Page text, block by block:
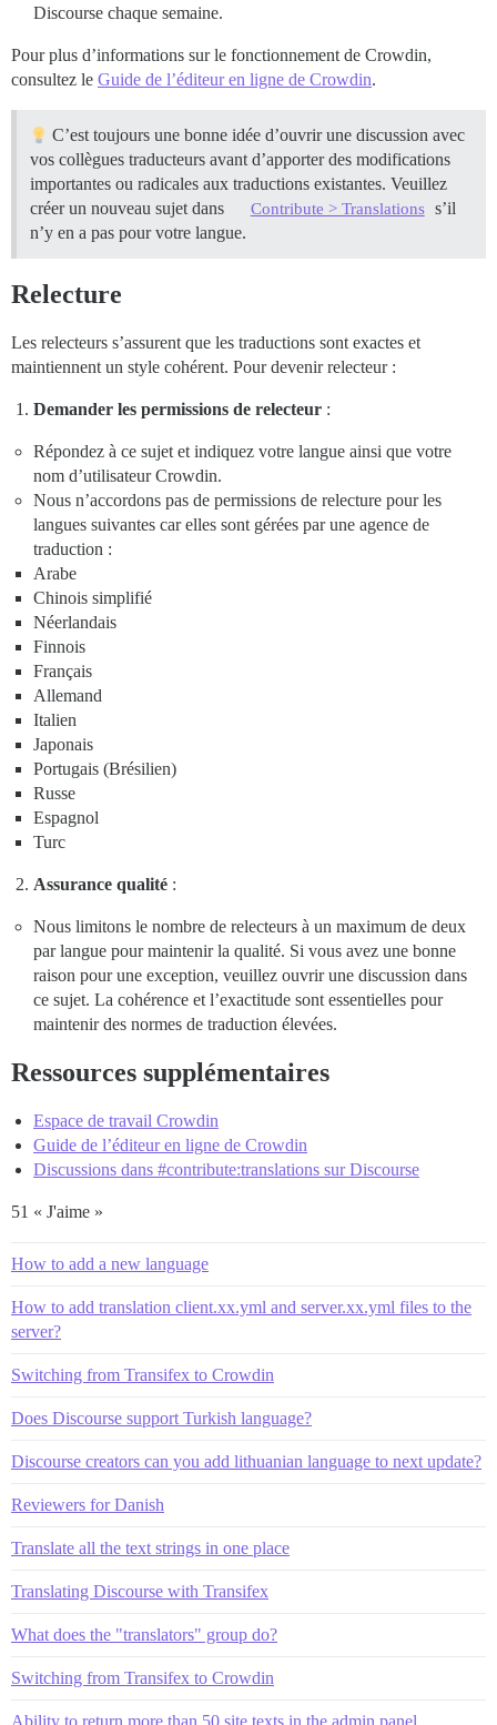
Discourse chaque semaine.
Pour plus d’informations sur le fonctionnement de Crowdin,
consultez le Guide de l’éditeur en ligne de Crowdin.
C’est toujours une bonne idée d’ouvrir une discussion avec
vos collègues traducteurs avant d’apporter des modifications
importantes ou radicales aux traductions existantes. Veuillez
créer un nouveau sujet dans
Contribute > Translations s’il
n’y en a pas pour votre langue.
Relecture
Les relecteurs s’assurent que les traductions sont exactes et
maintiennent un style cohérent. Pour devenir relecteur :
Demander les permissions de relecteur :
Répondez à ce sujet et indiquez votre langue ainsi que votre
nom d’utilisateur Crowdin.
Nous n’accordons pas de permissions de relecture pour les
langues suivantes car elles sont gérées par une agence de
traduction :
Arabe
Chinois simplifié
Néerlandais
Finnois
Français
Allemand
Italien
Japonais
Portugais (Brésilien)
Russe
Espagnol
Turc
Assurance qualité :
Nous limitons le nombre de relecteurs à un maximum de deux
par langue pour maintenir la qualité. Si vous avez une bonne
raison pour une exception, veuillez ouvrir une discussion dans
ce sujet. La cohérence et l’exactitude sont essentielles pour
maintenir des normes de traduction élevées.
Ressources supplémentaires
Espace de travail Crowdin
Guide de l’éditeur en ligne de Crowdin
Discussions dans #contribute:translations sur Discourse
51 « J'aime »
How to add a new language
How to add translation client.xx.yml and server.xx.yml files to the
server?
Switching from Transifex to Crowdin
Does Discourse support Turkish language?
Discourse creators can you add lithuanian language to next update?
Reviewers for Danish
Translate all the text strings in one place
Translating Discourse with Transifex
What does the "translators" group do?
Switching from Transifex to Crowdin